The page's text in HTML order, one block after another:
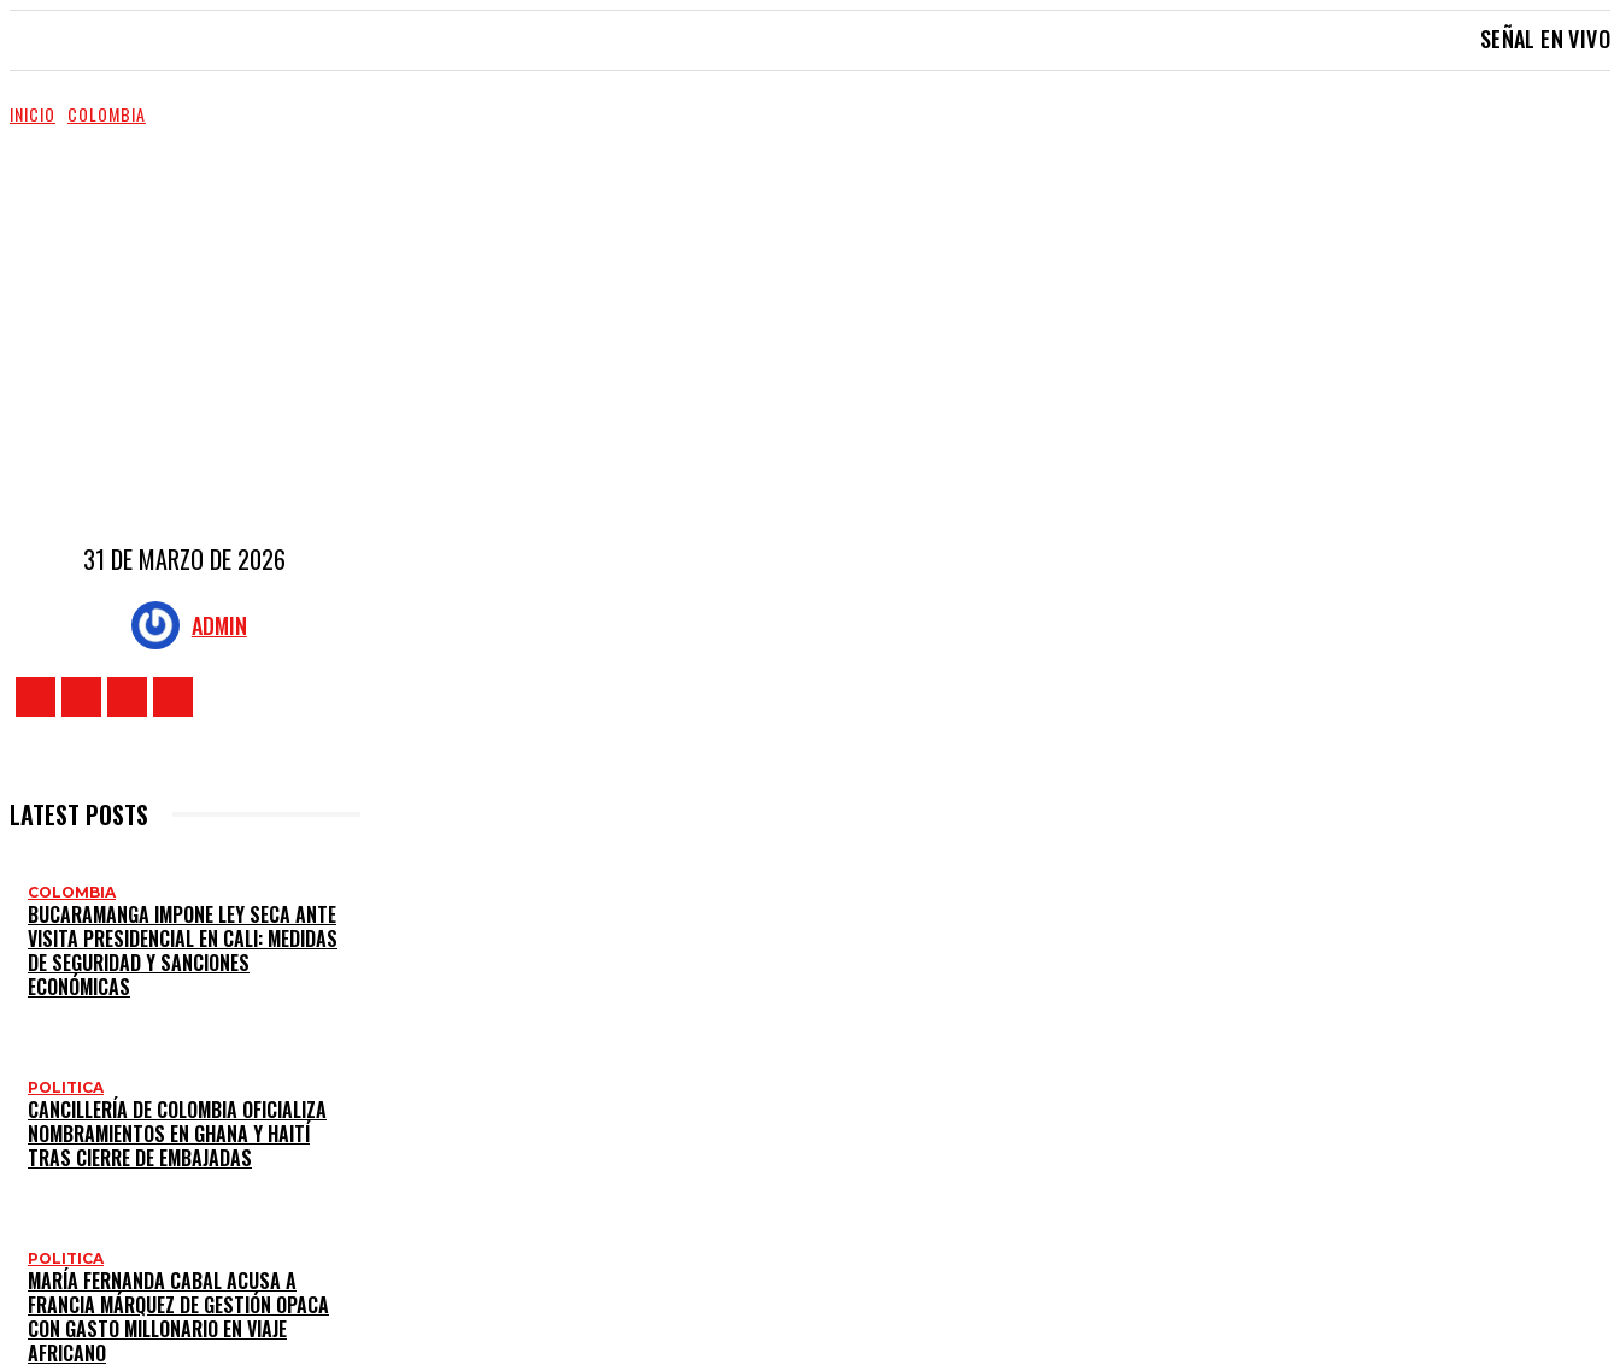
SEÑAL EN VIVO
INICIO COLOMBIA
31 DE MARZO DE 2026
ADMIN
LATEST POSTS
COLOMBIA
BUCARAMANGA IMPONE LEY SECA ANTE
VISITA PRESIDENCIAL EN CALI: MEDIDAS
DE SEGURIDAD Y SANCIONES
ECONÓMICAS
POLITICA
CANCILLERÍA DE COLOMBIA OFICIALIZA
NOMBRAMIENTOS EN GHANA Y HAITÍ
TRAS CIERRE DE EMBAJADAS
POLITICA
MARÍA FERNANDA CABAL ACUSA A
FRANCIA MÁRQUEZ DE GESTIÓN OPACA
CON GASTO MILLONARIO EN VIAJE
AFRICANO